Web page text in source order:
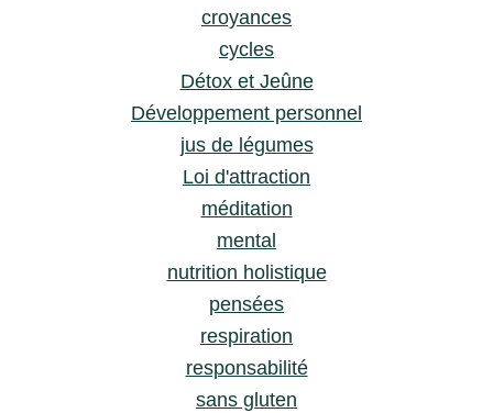
croyances
cycles
Détox et Jeûne
Développement personnel
jus de légumes
Loi d'attraction
méditation
mental
nutrition holistique
pensées
respiration
responsabilité
sans gluten